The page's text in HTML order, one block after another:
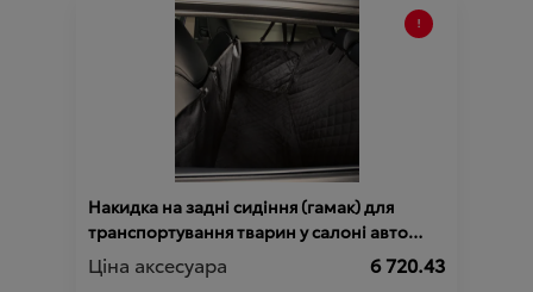
Накидка на задні сидіння (гамак) для
транспортування тварин у салоні авто
(TOYOTA)
Ціна аксесуара 6 720.43